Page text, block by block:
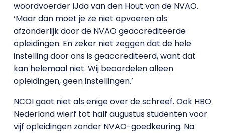
woordvoerder IJda van den Hout van de NVAO.
‘Maar dan moet je ze niet opvoeren als
afzonderlijk door de NVAO geaccrediteerde
opleidingen. En zeker niet zeggen dat de hele
instelling door ons is geaccrediteerd, want dat
kan helemaal niet. Wij beoordelen alleen
opleidingen, geen instellingen.’
NCOI gaat niet als enige over de schreef. Ook HBO
Nederland wierf tot half augustus studenten voor
vijf opleidingen zonder NVAO-goedkeuring. Na